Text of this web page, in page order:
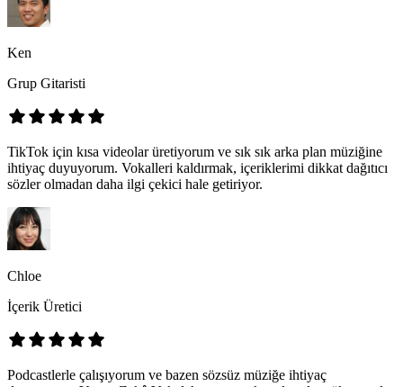
Ken
Grup Gitaristi
TikTok için kısa videolar üretiyorum ve sık sık arka plan müziğine
ihtiyaç duyuyorum. Vokalleri kaldırmak, içeriklerimi dikkat dağıtıcı
sözler olmadan daha ilgi çekici hale getiriyor.
Chloe
İçerik Üretici
Podcastlerle çalışıyorum ve bazen sözsüz müziğe ihtiyaç